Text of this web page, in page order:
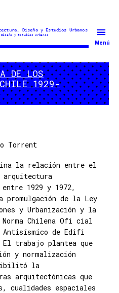
Menú
DE LOS
CHILE 1929-
Torrent
la relación entre el
arquitectura
1929 y 1972,
promulgación de la Ley
y Urbanización y la
Chilena Ofi cial
Antisísmico de Edifi
El trabajo plantea que
y normalización
la
arquitectónicas que
cualidades espaciales